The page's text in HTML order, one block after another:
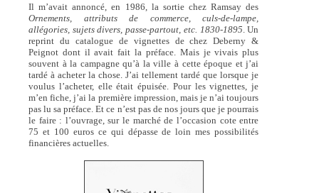
Il m’avait annoncé, en 1986, la sortie chez Ramsay des
Ornements, attributs de commerce, culs-de-lampe,
allégories, sujets divers, passe-partout, etc. 1830-1895 . Un
reprint du catalogue de vignettes de chez Deberny &
Peignot dont il avait fait la préface. Mais je vivais plus
souvent à la campagne qu’à la ville à cette époque et j’ai
tardé à acheter la chose. J’ai tellement tardé que lorsque je
voulus l’acheter, elle était épuisée. Pour les vignettes, je
m’en fiche, j’ai la première impression, mais je n’ai toujours
pas lu sa préface. Et ce n’est pas de nos jours que je pourrais
le faire : l’ouvrage, sur le marché de l’occasion cote entre
75 et 100 euros ce qui dépasse de loin mes possibilités
financières actuelles.